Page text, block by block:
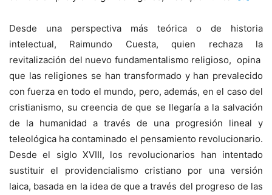
Desde una perspectiva más teórica o de historia
intelectual, Raimundo Cuesta, quien rechaza la
revitalización del nuevo fundamentalismo religioso, opina
que las religiones se han transformado y han prevalecido
con fuerza en todo el mundo, pero, además, en el caso del
cristianismo, su creencia de que se llegaría a la salvación
de la humanidad a través de una progresión lineal y
teleológica ha contaminado el pensamiento revolucionario.
Desde el siglo XVIII, los revolucionarios han intentado
sustituir el providencialismo cristiano por una versión
laica, basada en la idea de que a través del progreso de las